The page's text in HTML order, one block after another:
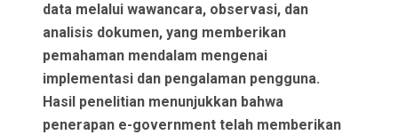
data melalui wawancara, observasi, dan
analisis dokumen, yang memberikan
pemahaman mendalam mengenai
implementasi dan pengalaman pengguna.
Hasil penelitian menunjukkan bahwa
penerapan e-government telah memberikan